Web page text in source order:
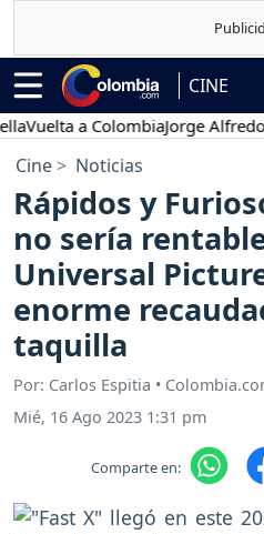
CINE
a ColombiaJorge Alfredo
Cine Noticias
Rápidos y
no sería
Universal
enorme
taquilla
Por: Carlos Espitia •
Mié, 16 Ago 2023 1:31 pm
Comparte en: